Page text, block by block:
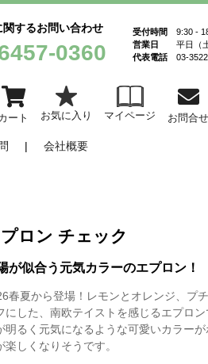
するお問い合わせ
0360
受付時間 9:30 -
営業日 平日（土
代表電話 03-
ート お気に入り マイページ お問合せ
会社概要
ロン チェック
が似合う元気カラーのエプロン！
春夏から登場！レモンとオレンジ、プ
にした、南欧テイストを感じるエプロン
明るく元気になるような可愛いカラー
楽しくなりそうです。